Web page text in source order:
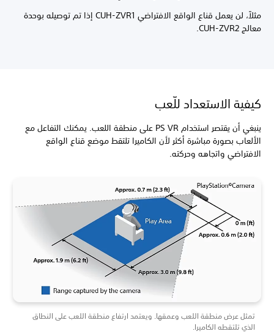
مثلاً، لن يعمل قناع الواقع الافتراضي CUH-ZVR1 إذا تم توصيله بوحدة
معالج CUH-ZVR2.
كيفية الاستعداد للّعب
ينبغي أن يقتصر استخدام PS VR على منطقة اللعب. يمكنك التفاعل مع
الألعاب بصورة مباشرة أكثر لأن الكاميرا تلتقط موضع قناع الواقع
الافتراضي واتجاهه وحركته.
تمثل عرض منطقة اللعب وعمقها. ويعتمد ارتفاع منطقة اللعب على النطاق
الذي تلتقطه الكاميرا.